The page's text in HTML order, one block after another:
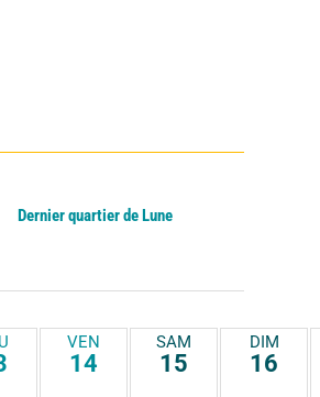
Dernier quartier de Lune
VEN
14
SAM
15
DIM
16